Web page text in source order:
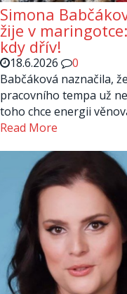
Simona
žije v
kdy dřív!
18.6.2026
0
Babčáková naznačila,
pracovního tempa už
toho chce energii
Read More